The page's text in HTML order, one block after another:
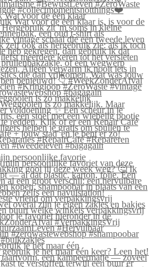
voor de één klaar
is zo makkelijk
persoonlijke favorie
je het maar één